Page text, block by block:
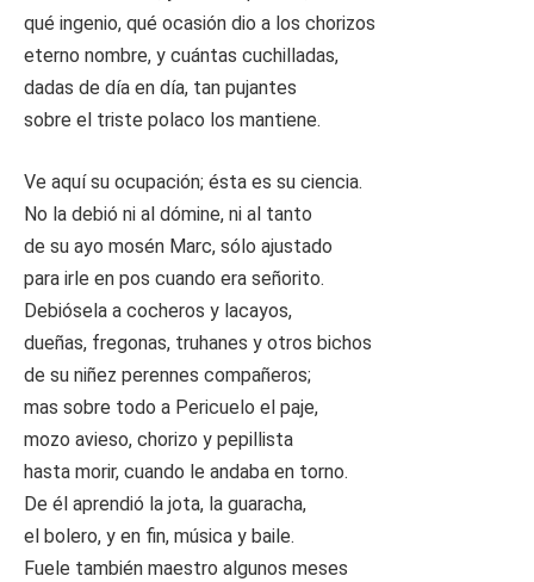
qué ingenio, qué ocasión dio a los chorizos
eterno nombre, y cuántas cuchilladas,
dadas de día en día, tan pujantes
sobre el triste polaco los mantiene.
Ve aquí su ocupación; ésta es su ciencia.
No la debió ni al dómine, ni al tanto
de su ayo mosén Marc, sólo ajustado
para irle en pos cuando era señorito.
Debiósela a cocheros y lacayos,
dueñas, fregonas, truhanes y otros bichos
de su niñez perennes compañeros;
mas sobre todo a Pericuelo el paje,
mozo avieso, chorizo y pepillista
hasta morir, cuando le andaba en torno.
De él aprendió la jota, la guaracha,
el bolero, y en fin, música y baile.
Fuele también maestro algunos meses